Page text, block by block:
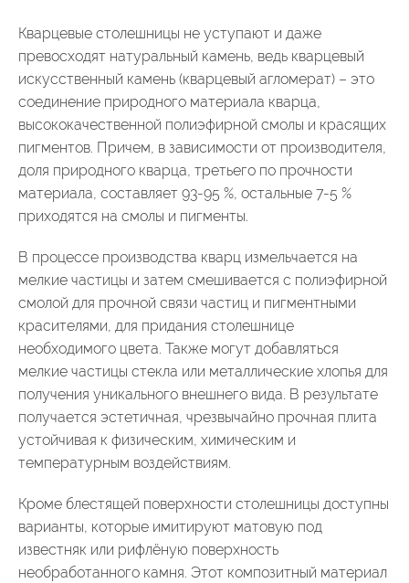
Кварцевые столешницы не уступают и даже
превосходят натуральный камень, ведь кварцевый
искусственный камень (кварцевый агломерат) – это
соединение природного материала кварца,
высококачественной полиэфирной смолы и красящих
пигментов. Причем, в зависимости от производителя,
доля природного кварца, третьего по прочности
материала, составляет 93-95 %, остальные 7-5 %
приходятся на смолы и пигменты.
В процессе производства кварц измельчается на
мелкие частицы и затем смешивается с полиэфирной
смолой для прочной связи частиц и пигментными
красителями, для придания столешнице
необходимого цвета. Также могут добавляться
мелкие частицы стекла или металлические хлопья для
получения уникального внешнего вида. В результате
получается эстетичная, чрезвычайно прочная плита
устойчивая к физическим, химическим и
температурным воздействиям.
Кроме блестящей поверхности столешницы доступны
варианты, которые имитируют матовую под
известняк или рифлёную поверхность
необработанного камня. Этот композитный материал